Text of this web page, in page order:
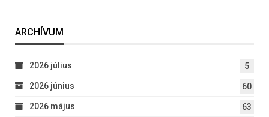
ARCHÍVUM
2026 július 5
2026 június 60
2026 május 63